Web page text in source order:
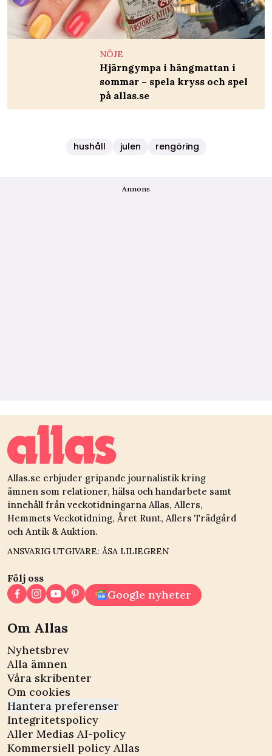
NÖJE
Hjärngympa i hängmattan i
sommar – spela kryss och spel
på allas.se
hushåll julen rengöring
Annons
Allas.se erbjuder gripande journalistik kring
ämnen som relationer, hälsa och handarbete samt
innehåll från veckotidningarna Allas, Allers,
Hemmets Veckotidning, Året Runt, Allers Trädgård
och Antik & Auktion.
ANSVARIG UTGIVARE: ÅSA LILIEGREN
Följ oss
Google nyheter
Om Allas
Nyhetsbrev
Alla ämnen
Våra skribenter
Om cookies
Hantera preferenser
Integritetspolicy
Aller Medias AI-policy
Kommersiell policy Allas